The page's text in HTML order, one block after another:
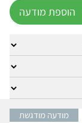
הוספת מודעה
מודעה מודגשת